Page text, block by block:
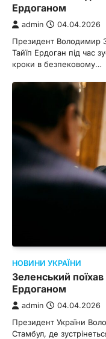
Ердоганом
admin 04.04.2026
Президент Володимир
Тайїп Ердоган під час
кроки в безпековому…
НОВИНИ УКРАЇНИ
Зеленський
Ердоганом
admin 04.04.2026
Президент України
Стамбул, де